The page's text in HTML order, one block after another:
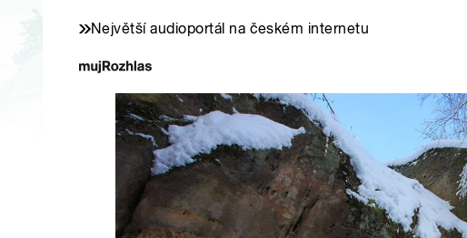
Největší audioportál na českém internetu